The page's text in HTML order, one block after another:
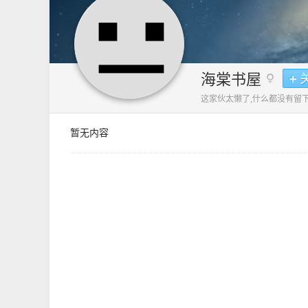
海棠书屋
这家伙太懒了,什么都没有留
暂无内容